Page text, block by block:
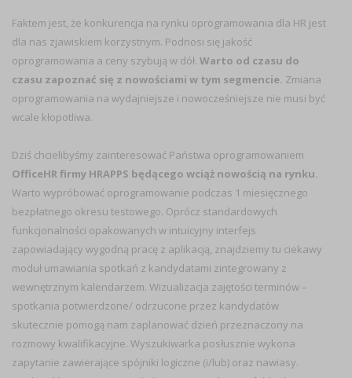
Faktem jest, że konkurencja na rynku oprogramowania dla HR jest
dla nas zjawiskiem korzystnym. Podnosi się jakość
oprogramowania a ceny szybują w dół. Warto od czasu do
czasu zapoznać się z nowościami w tym segmencie. Zmiana
oprogramowania na wydajniejsze i nowocześniejsze nie musi być
wcale kłopotliwa.
Dziś chcielibyśmy zainteresować Państwa oprogramowaniem
OfficeHR firmy HRAPPS będącego wciąż nowością na rynku.
Warto wypróbować oprogramowanie podczas 1 miesięcznego
bezpłatnego okresu testowego. Oprócz standardowych
funkcjonalności opakowanych w intuicyjny interfejs
zapowiadający wygodną pracę z aplikacją, znajdziemy tu ciekawy
moduł umawiania spotkań z kandydatami zintegrowany z
wewnętrznym kalendarzem. Wizualizacja zajętości terminów –
spotkania potwierdzone/ odrzucone przez kandydatów
skutecznie pomogą nam zaplanować dzień przeznaczony na
rozmowy kwalifikacyjne. Wyszukiwarka posłusznie wykona
zapytanie zawierające spójniki logiczne (i/lub) oraz nawiasy.